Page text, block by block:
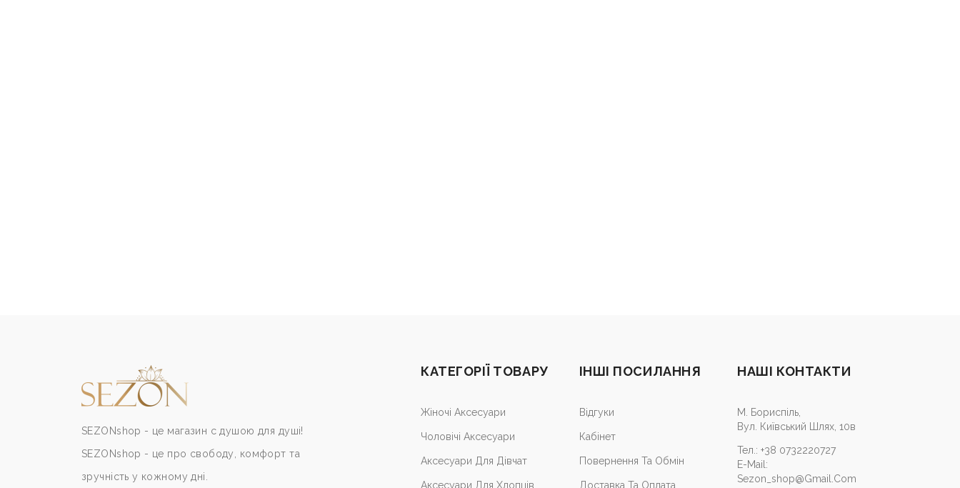
SEZONshop - це магазин с душою для душі!
SEZONshop - це про свободу, комфорт та
зручність у кожному дні.
КАТЕГОРІЇ ТОВАРУ
Жіночі Аксесуари
Чоловічі Аксесуари
Аксесуари Для Дівчат
Аксесуари Для Хлопців
ІНШІ ПОСИЛАННЯ
Відгуки
Кабiнет
Повернення Та Обмін
Доставка Та Оплата
НАШІ КОНТАКТИ
М. Бориспіль,
Вул. Київський Шлях, 10в
Тел.: +38 0732220727
E-Mail:
Sezon_shop@gmail.com